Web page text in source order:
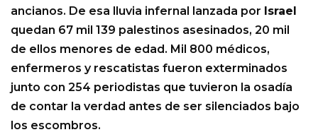
ancianos. De esa lluvia infernal lanzada por Israel
quedan 67 mil 139 palestinos asesinados, 20 mil
de ellos menores de edad. Mil 800 médicos,
enfermeros y rescatistas fueron exterminados
junto con 254 periodistas que tuvieron la osadía
de contar la verdad antes de ser silenciados bajo
los escombros.